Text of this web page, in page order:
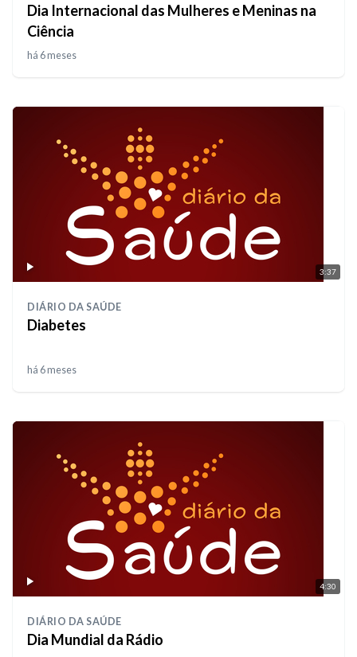
Dia Internacional das Mulheres e Meninas na
Ciência
há 6 meses
3:37
DIÁRIO DA SAÚDE
Diabetes
há 6 meses
4:30
DIÁRIO DA SAÚDE
Dia Mundial da Rádio